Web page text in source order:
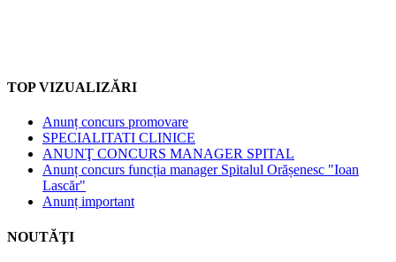
TOP VIZUALIZĂRI
Anunț concurs promovare
SPECIALITATI CLINICE
ANUNŢ CONCURS MANAGER SPITAL
Anunț concurs funcția manager Spitalul Orășenesc "Ioan
Lascăr"
Anunț important
NOUTĂŢI